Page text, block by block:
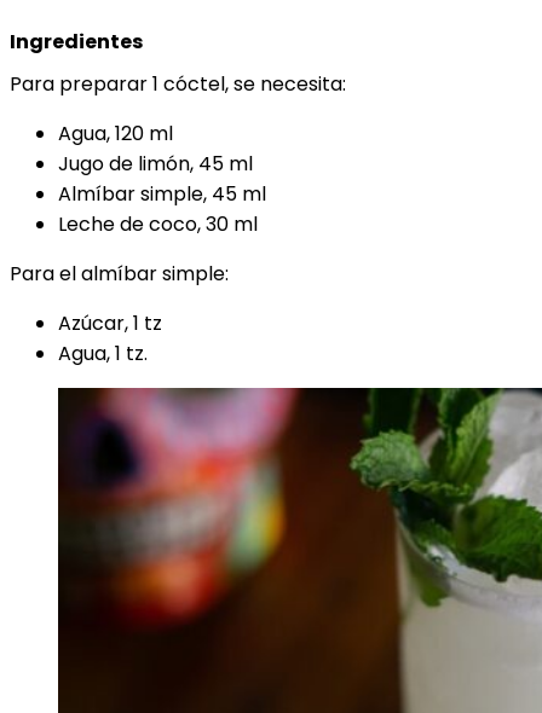
Ingredientes
Para preparar 1 cóctel, se necesita:
Agua, 120 ml
Jugo de limón, 45 ml
Almíbar simple, 45 ml
Leche de coco, 30 ml
Para el almíbar simple:
Azúcar, 1 tz
Agua, 1 tz.